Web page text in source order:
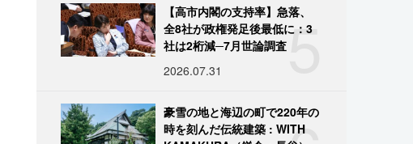
5
【高市内閣の支持率】急落、
全8社が政権発足後最低に：3
社は2桁減─7月世論調査
2026.07.31
豪雪の地と海辺の町で220年の
時を刻んだ伝統建築 : WITH